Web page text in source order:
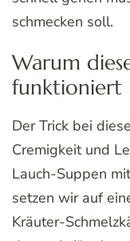
schmecken soll.
Warum
funktioniert
Der Trick bei
Cremigkeit und
Lauch-Suppen
setzen wir auf
Kräuter-